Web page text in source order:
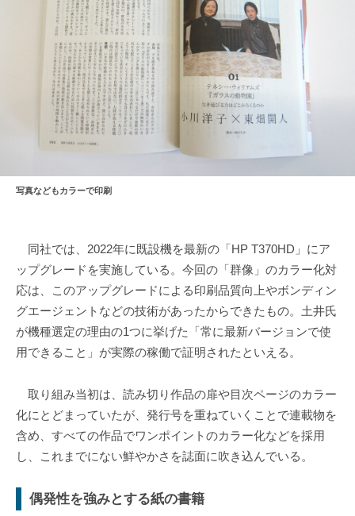
写真などもカラーで印刷
同社では、2022年に既設機を最新の「HP T370HD」にア
ップグレードを実施している。今回の「群像」のカラー化対
応は、このアップグレードによる印刷品質向上やボンディン
グエージェントなどの技術があったからできたもの。土井氏
が機種選定の理由の1つに挙げた「常に最新バージョンで使
用できること」が実際の稼働で証明されたといえる。
取り組み当初は、読み切り作品の扉や目次ページのカラー
化にとどまっていたが、発行号を重ねていくことで連載物を
含め、すべての作品でワンポイントのカラー化などを採用
し、これまでにない鮮やかさを誌面に吹き込んでいる。
偶発性を強みとする紙の書籍